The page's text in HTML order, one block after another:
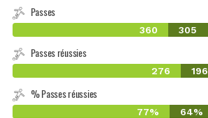
Passes
360 305
Passes réussies
276 196
% Passes réussies
77% 64%